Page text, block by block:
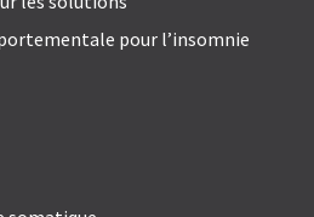
pour l’insomnie